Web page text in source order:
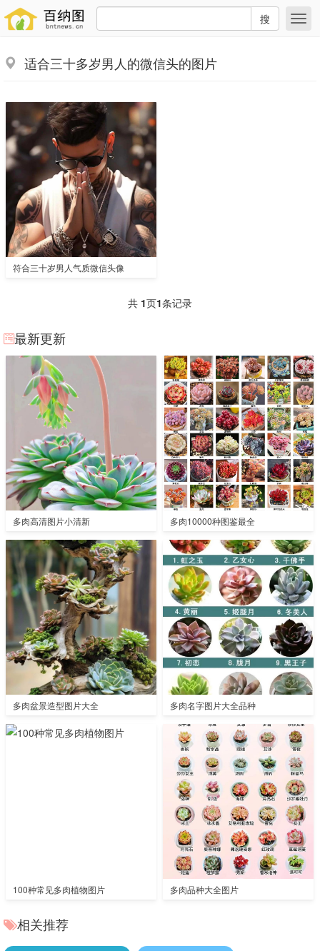
搜
适合三十多岁男人的微信头的图片
符合三十岁男人气质微信头像
共 1页1条记录
最新更新
多肉高清图片小清新 多肉10000种图鉴最全
多肉盆景造型图片大全 多肉名字图片大全品种
100种常见多肉植物图片 多肉品种大全图片
相关推荐